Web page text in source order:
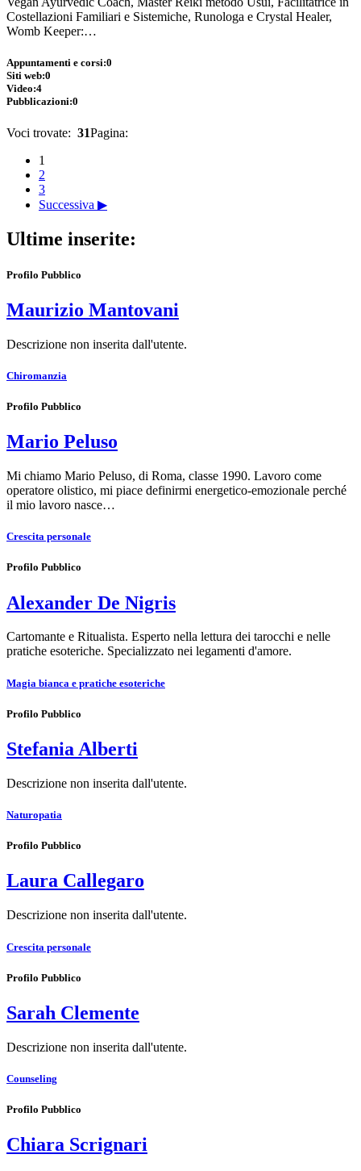
Costellazioni Familiari e Sistemiche, Runologa e Crystal Healer,
Womb Keeper:…
Appuntamenti e corsi:0
Siti web:0
Video:4
Pubblicazioni:0
Voci trovate: 31Pagina:
1
2
3
Successiva ▶
Ultime inserite:
Profilo Pubblico
Maurizio Mantovani
Descrizione non inserita dall'utente.
Chiromanzia
Profilo Pubblico
Mario Peluso
Mi chiamo Mario Peluso, di Roma, classe 1990. Lavoro come
operatore olistico, mi piace definirmi energetico-emozionale perché
il mio lavoro nasce…
Crescita personale
Profilo Pubblico
Alexander De Nigris
Cartomante e Ritualista. Esperto nella lettura dei tarocchi e nelle
pratiche esoteriche. Specializzato nei legamenti d'amore.
Magia bianca e pratiche esoteriche
Profilo Pubblico
Stefania Alberti
Descrizione non inserita dall'utente.
Naturopatia
Profilo Pubblico
Laura Callegaro
Descrizione non inserita dall'utente.
Crescita personale
Profilo Pubblico
Sarah Clemente
Descrizione non inserita dall'utente.
Counseling
Profilo Pubblico
Chiara Scrignari